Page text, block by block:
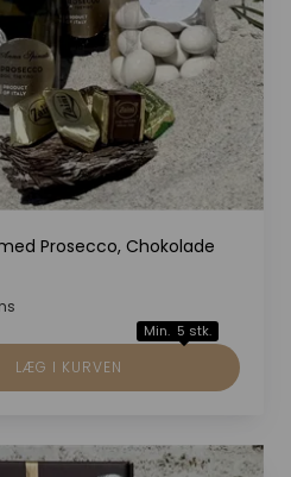
Prosecco, Chokolade
Min. 5 stk.